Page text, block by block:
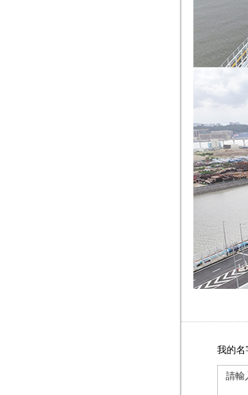
我的名